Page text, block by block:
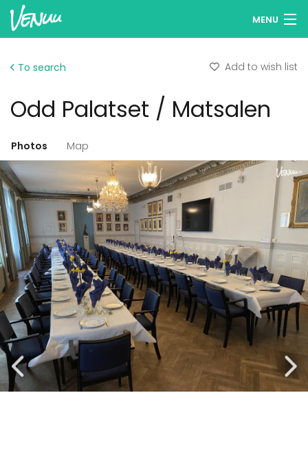
MENU
Log in
Add your venue
To search Add to wish list
Odd Palatset / Matsalen
Photos Map